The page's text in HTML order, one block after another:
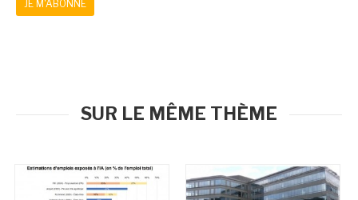
JE M'ABONNE
SUR LE MÊME THÈME